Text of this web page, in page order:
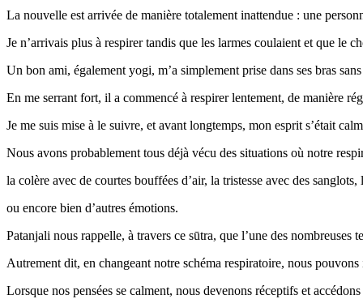
La nouvelle est arrivée de manière totalement inattendue : une
Je n’arrivais plus à respirer tandis que les larmes coulaient et que le
Un bon ami, également yogi, m’a simplement prise dans ses bras
En me serrant fort, il a commencé à respirer lentement, de manière
Je me suis mise à le suivre, et avant longtemps, mon esprit s’était
Nous avons probablement tous déjà vécu des situations où notre
la colère avec de courtes bouffées d’air, la tristesse avec des
ou encore bien d’autres émotions.
Patanjali nous rappelle, à travers ce sūtra, que l’une des nombreuses
Autrement dit, en changeant notre schéma respiratoire, nous
Lorsque nos pensées se calment, nous devenons réceptifs et